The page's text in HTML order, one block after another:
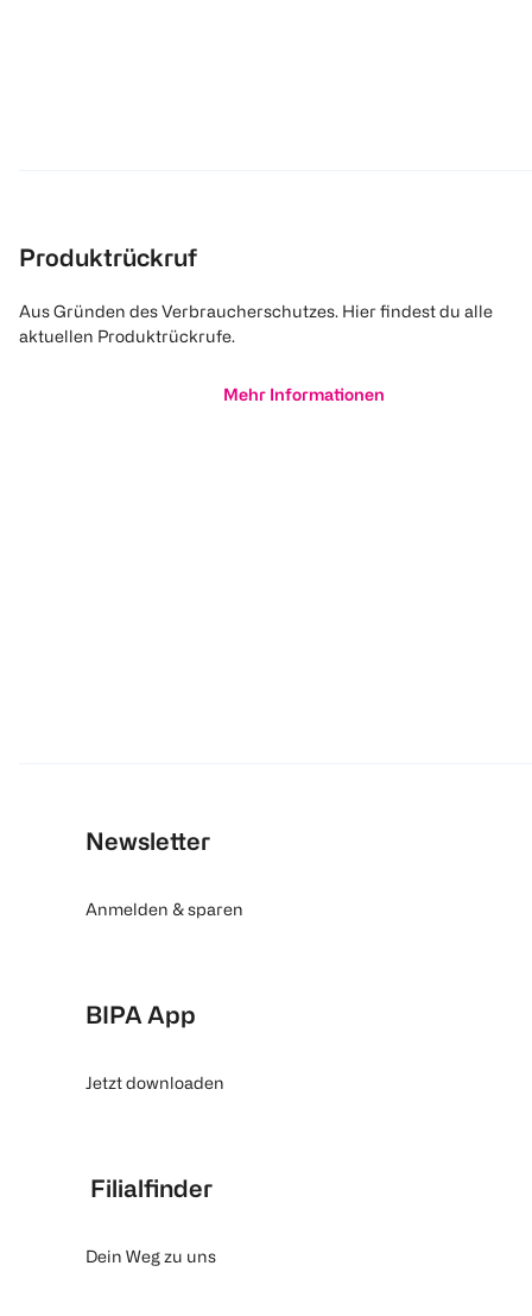
Produktrückruf
Aus Gründen des Verbraucherschutzes. Hier findest du alle
aktuellen Produktrückrufe.
Mehr Informationen
Newsletter
Anmelden & sparen
BIPA App
Jetzt downloaden
Filialfinder
Dein Weg zu uns